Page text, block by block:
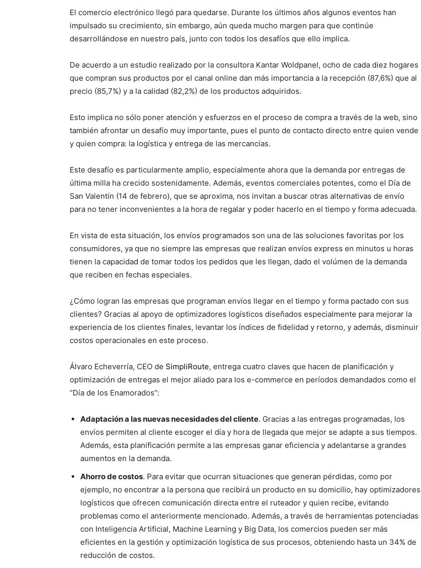
El comercio electrónico llegó para quedarse. Durante los últimos años algunos eventos han
impulsado su crecimiento, sin embargo, aún queda mucho margen para que continúe
desarrollándose en nuestro país, junto con todos los desafíos que ello implica.
De acuerdo a un estudio realizado por la consultora Kantar Woldpanel, ocho de cada diez hogares
que compran sus productos por el canal online dan más importancia a la recepción (87,6%) que al
precio (85,7%) y a la calidad (82,2%) de los productos adquiridos.
Esto implica no sólo poner atención y esfuerzos en el proceso de compra a través de la web, sino
también afrontar un desafío muy importante, pues el punto de contacto directo entre quien vende
y quien compra: la logística y entrega de las mercancías.
Este desafío es particularmente amplio, especialmente ahora que la demanda por entregas de
última milla ha crecido sostenidamente. Además, eventos comerciales potentes, como el Día de
San Valentín (14 de febrero), que se aproxima, nos invitan a buscar otras alternativas de envío
para no tener inconvenientes a la hora de regalar y poder hacerlo en el tiempo y forma adecuada.
En vista de esta situación, los envíos programados son una de las soluciones favoritas por los
consumidores, ya que no siempre las empresas que realizan envíos express en minutos u horas
tienen la capacidad de tomar todos los pedidos que les llegan, dado el volúmen de la demanda
que reciben en fechas especiales.
¿Cómo logran las empresas que programan envíos llegar en el tiempo y forma pactado con sus
clientes? Gracias al apoyo de optimizadores logísticos diseñados especialmente para mejorar la
experiencia de los clientes finales, levantar los índices de fidelidad y retorno, y además, disminuir
costos operacionales en este proceso.
Álvaro Echeverría, CEO de SimpliRoute, entrega cuatro claves que hacen de planificación y
optimización de entregas el mejor aliado para los e-commerce en períodos demandados como el
“Día de los Enamorados”:
Adaptación a las nuevas necesidades del cliente. Gracias a las entregas programadas, los
envíos permiten al cliente escoger el día y hora de llegada que mejor se adapte a sus tiempos.
Además, esta planificación permite a las empresas ganar eficiencia y adelantarse a grandes
aumentos en la demanda.
Ahorro de costos. Para evitar que ocurran situaciones que generan pérdidas, como por
ejemplo, no encontrar a la persona que recibirá un producto en su domicilio, hay optimizadores
logísticos que ofrecen comunicación directa entre el ruteador y quien recibe, evitando
problemas como el anteriormente mencionado. Además, a través de herramientas potenciadas
con Inteligencia Artificial, Machine Learning y Big Data, los comercios pueden ser más
eficientes en la gestión y optimización logística de sus procesos, obteniendo hasta un 34% de
reducción de costos.